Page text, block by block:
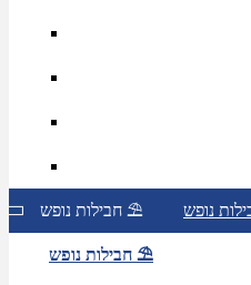
חבילות נופש ⛱
חבילות נופש ⛱